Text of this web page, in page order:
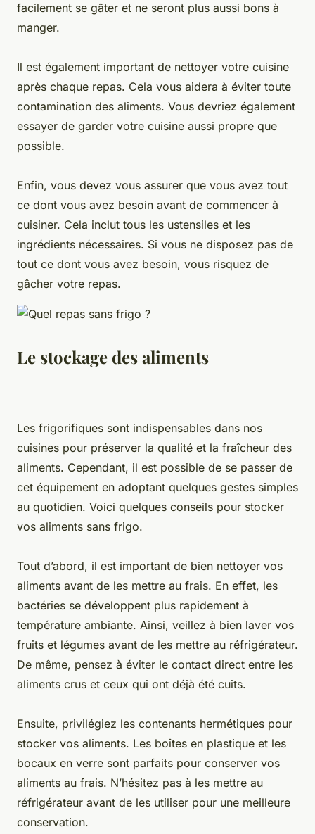
facilement se gâter et ne seront plus aussi bons à
manger.
Il est également important de nettoyer votre cuisine
après chaque repas. Cela vous aidera à éviter toute
contamination des aliments. Vous devriez également
essayer de garder votre cuisine aussi propre que
possible.
Enfin, vous devez vous assurer que vous avez tout
ce dont vous avez besoin avant de commencer à
cuisiner. Cela inclut tous les ustensiles et les
ingrédients nécessaires. Si vous ne disposez pas de
tout ce dont vous avez besoin, vous risquez de
gâcher votre repas.
Le stockage des aliments
Les frigorifiques sont indispensables dans nos
cuisines pour préserver la qualité et la fraîcheur des
aliments. Cependant, il est possible de se passer de
cet équipement en adoptant quelques gestes simples
au quotidien. Voici quelques conseils pour stocker
vos aliments sans frigo.
Tout d’abord, il est important de bien nettoyer vos
aliments avant de les mettre au frais. En effet, les
bactéries se développent plus rapidement à
température ambiante. Ainsi, veillez à bien laver vos
fruits et légumes avant de les mettre au réfrigérateur.
De même, pensez à éviter le contact direct entre les
aliments crus et ceux qui ont déjà été cuits.
Ensuite, privilégiez les contenants hermétiques pour
stocker vos aliments. Les boîtes en plastique et les
bocaux en verre sont parfaits pour conserver vos
aliments au frais. N’hésitez pas à les mettre au
réfrigérateur avant de les utiliser pour une meilleure
conservation.